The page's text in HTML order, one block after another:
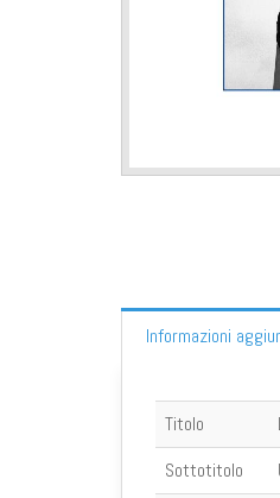
Informazioni
Titolo
Sottotitolo